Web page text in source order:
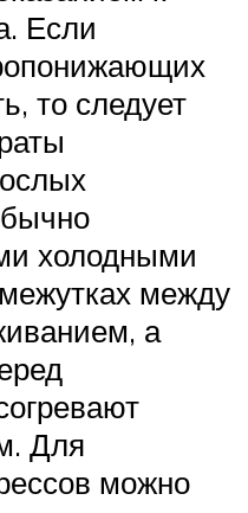
Если
то следует
холодными
между
а
Для
можно